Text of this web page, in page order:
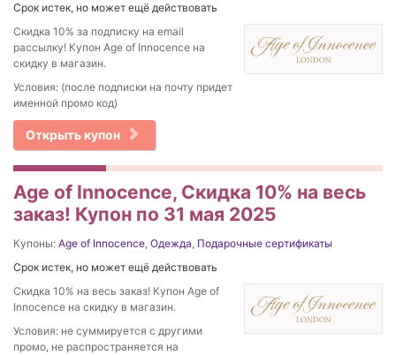
Срок истек, но может ещё действовать
Скидка 10% за подписку на email
рассылку! Купон Age of Innocence на
скидку в магазин.
Условия: (после подписки на почту придет
именной промо код)
Открыть купон
Age of Innocence, Скидка 10% на весь
заказ! Купон по 31 мая 2025
Купоны: Age of Innocence, Одежда, Подарочные сертификаты
Срок истек, но может ещё действовать
Скидка 10% на весь заказ! Купон Age of
Innocence на скидку в магазин.
Условия: не суммируется с другими
промо, не распространяется на